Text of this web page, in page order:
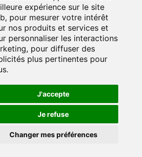
expérience sur le site
, pour mesurer votre intérêt
nos produits et services et
personnaliser les interactions
, pour diffuser des
plus pertinentes pour
.
J'accepte
Je refuse
Changer mes préférences